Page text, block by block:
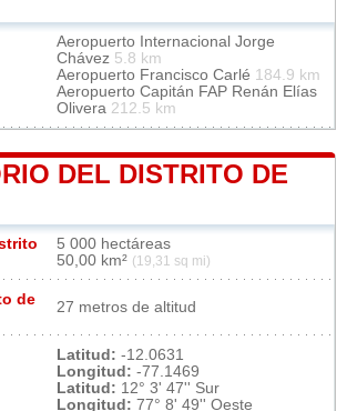
Aeropuerto Internacional Jorge
Chávez 5.8 km
Aeropuerto Francisco Carlé 184.9 km
Aeropuerto Capitán FAP Renán Elías
Olivera 212.5 km
DEL DISTRITO DE
5 000 hectáreas
50,00 km² (19,31 sq mi)
de
27 metros de altitud
Latitud: -12.0631
Longitud: -77.1469
Latitud: 12° 3' 47'' Sur
Longitud: 77° 8' 49'' Oeste